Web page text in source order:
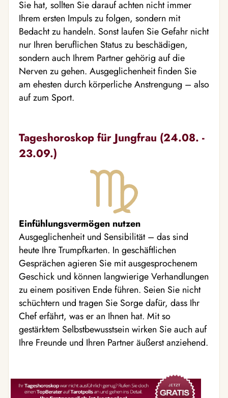
Sie hat, sollten Sie darauf achten nicht immer
Ihrem ersten Impuls zu folgen, sondern mit
Bedacht zu handeln. Sonst laufen Sie Gefahr nicht
nur Ihren beruflichen Status zu beschädigen,
sondern auch Ihrem Partner gehörig auf die
Nerven zu gehen. Ausgeglichenheit finden Sie
am ehesten durch körperliche Anstrengung – also
auf zum Sport.
Tageshoroskop für Jungfrau (24.08. -
23.09.)
Einfühlungsvermögen nutzen
Ausgeglichenheit und Sensibilität – das sind
heute Ihre Trumpfkarten. In geschäftlichen
Gesprächen agieren Sie mit ausgesprochenem
Geschick und können langwierige Verhandlungen
zu einem positiven Ende führen. Seien Sie nicht
schüchtern und tragen Sie Sorge dafür, dass Ihr
Chef erfährt, was er an Ihnen hat. Mit so
gestärktem Selbstbewusstsein wirken Sie auch auf
Ihre Freunde und Ihren Partner äußerst anziehend.